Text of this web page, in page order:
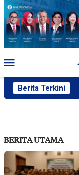
Loncat
konten
Mobile
Berita Terkini
BERITA UTAMA